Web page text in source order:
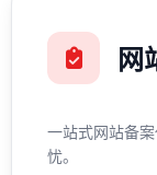
网
一站式网站备
忧。